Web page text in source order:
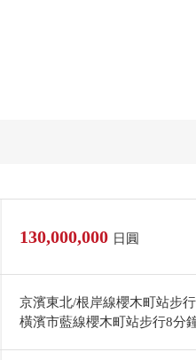
130,000,000 日圓
京濱東北/根岸線櫻木町站步
橫濱市藍線櫻木町站步行8分